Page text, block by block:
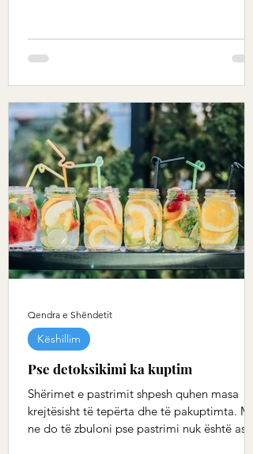
Pse detoksikimi ka kuptim
Shërimet e pastrimit shpesh quhen masa
krejtësisht të tepërta dhe të pakuptimta. Me
ne do të zbuloni pse pastrimi nuk është
Këshillim
Qendra e Shëndetit